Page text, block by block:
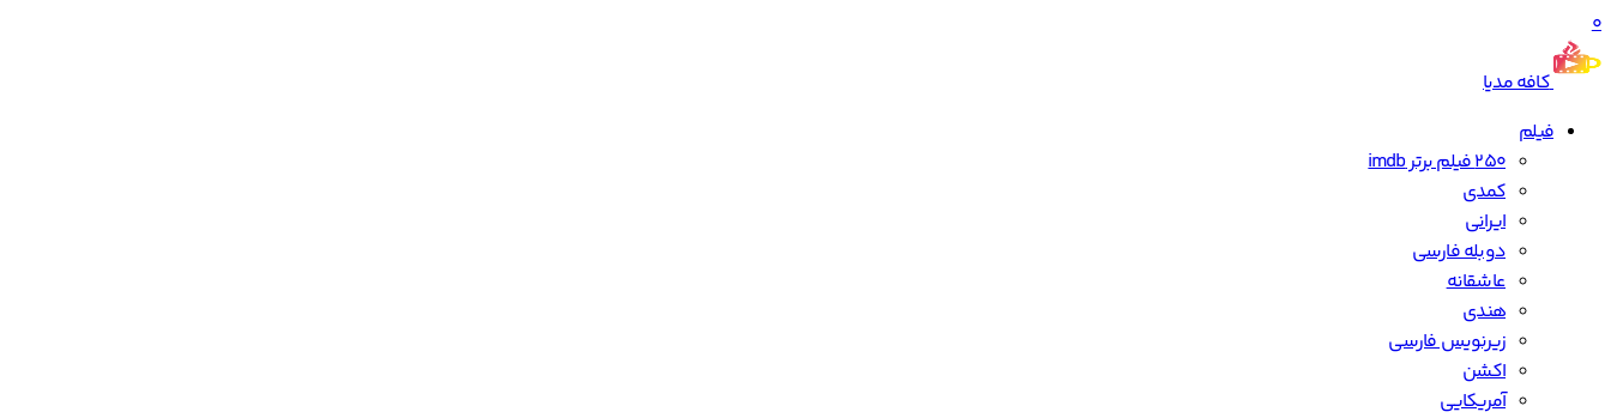
0
کافه مدیا
فیلم
250 فیلم برتر imdb
کمدی
ایرانی
دوبله فارسی
عاشقانه
هندی
زیرنویس فارسی
اکشن
آمریکایی